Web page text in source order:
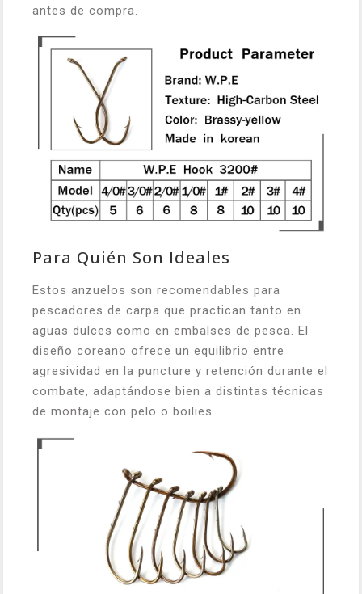
antes de compra.
Para Quién Son Ideales
Estos anzuelos son recomendables para
pescadores de carpa que practican tanto en
aguas dulces como en embalses de pesca. El
diseño coreano ofrece un equilibrio entre
agresividad en la puncture y retención durante el
combate, adaptándose bien a distintas técnicas
de montaje con pelo o boilies.